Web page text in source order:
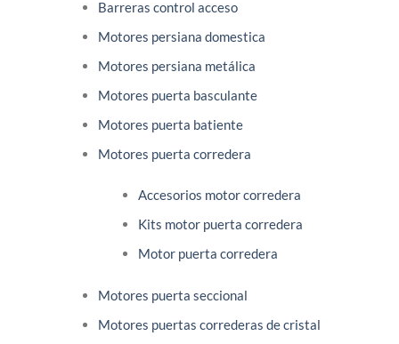
Barreras control acceso
Motores persiana domestica
Motores persiana metálica
Motores puerta basculante
Motores puerta batiente
Motores puerta corredera
Accesorios motor corredera
Kits motor puerta corredera
Motor puerta corredera
Motores puerta seccional
Motores puertas correderas de cristal